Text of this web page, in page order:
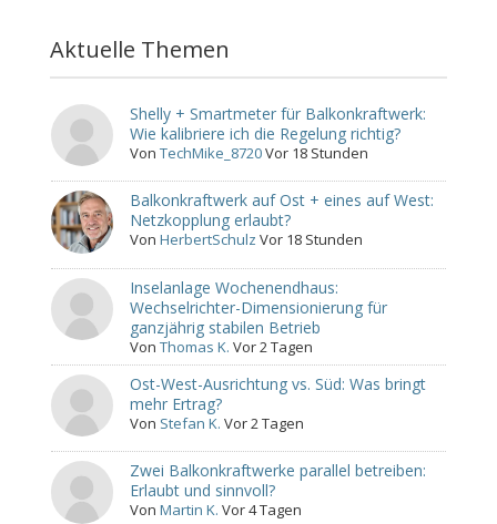
Aktuelle Themen
Shelly + Smartmeter für Balkonkraftwerk:
Wie kalibriere ich die Regelung richtig?
VonTechMike_8720Vor 18 Stunden
Balkonkraftwerk auf Ost + eines auf West:
Netzkopplung erlaubt?
VonHerbertSchulz Vor 18 Stunden
Inselanlage Wochenendhaus:
Wechselrichter-Dimensionierung für
ganzjährig stabilen Betrieb
VonThomas K. Vor 2 Tagen
Ost-West-Ausrichtung vs. Süd: Was bringt
mehr Ertrag?
Von Stefan K. Vor 2 Tagen
Zwei Balkonkraftwerke parallel betreiben:
Erlaubt und sinnvoll?
VonMartin K. Vor 4 Tagen